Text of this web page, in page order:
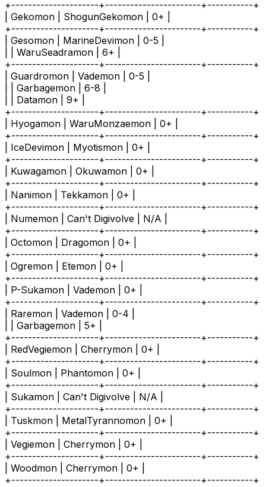
+---------------------+-----------------------+-----------+
| Gekomon | ShogunGekomon | 0+ |
+---------------------+-----------------------+-----------+
| Gesomon | MarineDevimon | 0-5 |
| | WaruSeadramon | 6+ |
+---------------------+-----------------------+-----------+
| Guardromon | Vademon | 0-5 |
| | Garbagemon | 6-8 |
| | Datamon | 9+ |
+---------------------+-----------------------+-----------+
| Hyogamon | WaruMonzaemon | 0+ |
+---------------------+-----------------------+-----------+
| IceDevimon | Myotismon | 0+ |
+---------------------+-----------------------+-----------+
| Kuwagamon | Okuwamon | 0+ |
+---------------------+-----------------------+-----------+
| Nanimon | Tekkamon | 0+ |
+---------------------+-----------------------+-----------+
| Numemon | Can't Digivolve | N/A |
+---------------------+-----------------------+-----------+
| Octomon | Dragomon | 0+ |
+---------------------+-----------------------+-----------+
| Ogremon | Etemon | 0+ |
+---------------------+-----------------------+-----------+
| P-Sukamon | Vademon | 0+ |
+---------------------+-----------------------+-----------+
| Raremon | Vademon | 0-4 |
| | Garbagemon | 5+ |
+---------------------+-----------------------+-----------+
| RedVegiemon | Cherrymon | 0+ |
+---------------------+-----------------------+-----------+
| Soulmon | Phantomon | 0+ |
+---------------------+-----------------------+-----------+
| Sukamon | Can't Digivolve | N/A |
+---------------------+-----------------------+-----------+
| Tuskmon | MetalTyrannomon | 0+ |
+---------------------+-----------------------+-----------+
| Vegiemon | Cherrymon | 0+ |
+---------------------+-----------------------+-----------+
| Woodmon | Cherrymon | 0+ |
+---------------------+-----------------------+-----------+